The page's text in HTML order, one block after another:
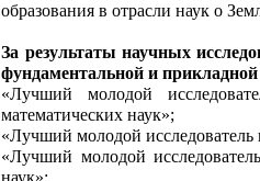
образования в отрасли наук о
За результаты научных
фундаментальной и
«Лучший молодой
математических наук»;
«Лучший молодой исследователь
«Лучший молодой
наук»;